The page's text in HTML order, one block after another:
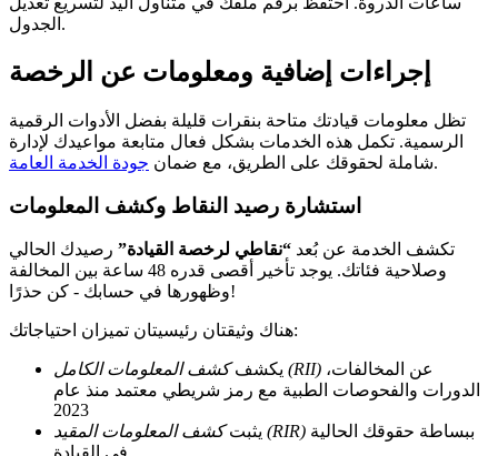
الجدول.
إجراءات إضافية ومعلومات عن الرخصة
تظل معلومات قيادتك متاحة بنقرات قليلة بفضل الأدوات الرقمية
الرسمية. تكمل هذه الخدمات بشكل فعال متابعة مواعيدك لإدارة
شاملة لحقوقك على الطريق، مع ضمان جودة الخدمة العامة .
استشارة رصيد النقاط وكشف المعلومات
تكشف الخدمة عن بُعد “نقاطي لرخصة القيادة” رصيدك الحالي
وصلاحية فئاتك. يوجد تأخير أقصى قدره 48 ساعة بين المخالفة
وظهورها في حسابك - كن حذرًا!
هناك وثيقتان رئيسيتان تميزان احتياجاتك:
يكشف كشف المعلومات الكامل (RII)
الدورات والفحوصات الطبية مع رمز شريطي معتمد منذ عام
2023
يثبت كشف المعلومات المقيد (RIR)